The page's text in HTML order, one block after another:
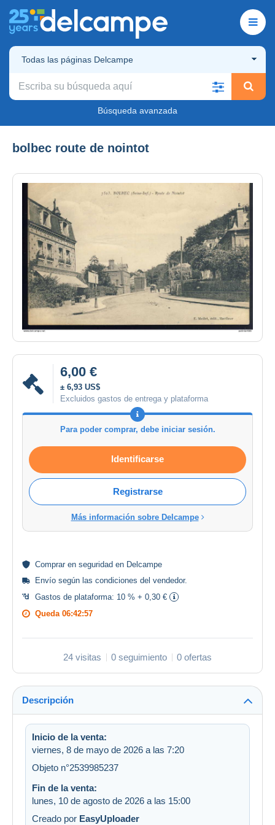
Todas las páginas Delcampe
Búsqueda avanzada
bolbec route de nointot
6,00 €
± 6,93 US$
Excluidos gastos de entrega y plataforma
Para poder comprar, debe iniciar sesión.
Identificarse
Registrarse
Más información sobre Delcampe
Comprar en seguridad en Delcampe
Envío según las condiciones del vendedor.
Gastos de plataforma: 10 % + 0,30 €
Queda 06:42:57
24 visitas 0 seguimiento 0 ofertas
Descripción
Inicio de la venta:
viernes, 8 de mayo de 2026 a las 7:20
Objeto n°2539985237
Fin de la venta:
lunes, 10 de agosto de 2026 a las 15:00
Creado por EasyUploader